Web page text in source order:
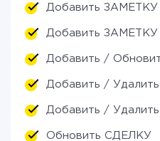
Добавить ЗАМЕТКУ
Добавить ЗАМЕТКУ
Добавить /
Добавить /
Добавить /
Обновить СДЕЛКУ